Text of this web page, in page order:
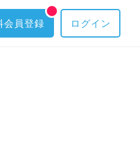
会員登録 ログイン